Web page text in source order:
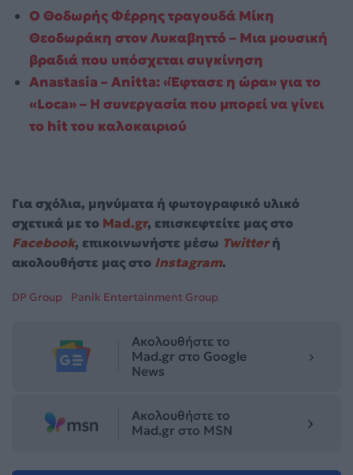
Ο Θοδωρής Φέρρης τραγουδά Μίκη
Θεοδωράκη στον Λυκαβηττό – Μια μουσική
βραδιά που υπόσχεται συγκίνηση
Anastasia – Anitta: «Έφτασε η ώρα» για το
«Loca» – Η συνεργασία που μπορεί να γίνει
το hit του καλοκαιριού
Για σχόλια, μηνύματα ή φωτογραφικό υλικό
σχετικά με το Mad.gr, επισκεφτείτε μας στο
Facebook, επικοινωνήστε μέσω Twitterή
ακολουθήστε μας στο Instagram.
DP Group Panik Entertainment Group
Ακολουθήστε το
Mad.gr στο Google
News
Ακολουθήστε το
Mad.gr στο MSN